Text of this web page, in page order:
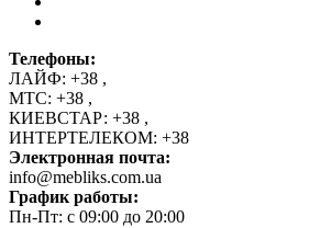
Телефоны:
ЛАЙФ: +38 ,
МТС: +38 ,
КИЕВСТАР: +38 ,
ИНТЕРТЕЛЕКОМ: +38
Электронная почта:
info@mebliks.com.ua
График работы:
Пн-Пт: с 09:00 до 20:00